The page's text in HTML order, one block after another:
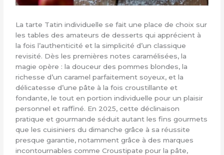
La tarte Tatin individuelle se fait une place de choix sur
les tables des amateurs de desserts qui apprécient à
la fois l’authenticité et la simplicité d’un classique
revisité. Dès les premières notes caramélisées, la
magie opère : la douceur des pommes blondes, la
richesse d’un caramel parfaitement soyeux, et la
délicatesse d’une pâte à la fois croustillante et
fondante, le tout en portion individuelle pour un plaisir
personnel et raffiné. En 2025, cette déclinaison
pratique et gourmande séduit autant les fins gourmets
que les cuisiniers du dimanche grâce à sa réussite
presque garantie, notamment grâce à des marques
incontournables comme Croustipate pour la pâte,